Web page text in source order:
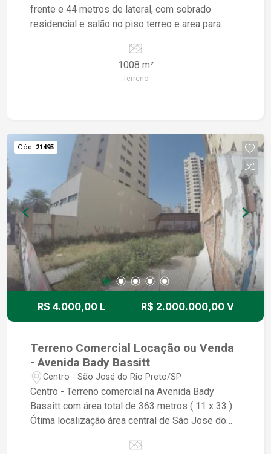
frente e 44 metros de lateral, com sobrado
residencial e salão no piso terreo e area para
Constrói pavimento térreo e 03 pavimentos
1008 m²
Terreno
Cód. 21495
R$ 4.000,00 L R$ 2.000.000,00 V
Terreno Comercial Locação ou Venda
- Avenida Bady Bassitt
Centro - São José do Rio Preto/SP
Centro - Terreno comercial na Avenida Bady
Bassitt com área total de 363 metros ( 11 x 33 ).
Ótima localização área central de São Jose do